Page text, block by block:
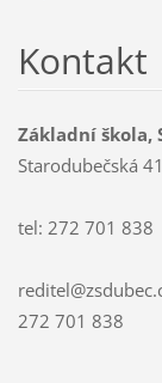
Kontakt
Základní škola,
Starodubečská
tel: 272 701 838
272 701 838